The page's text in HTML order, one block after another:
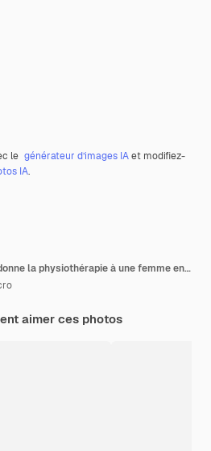
le générateur d’images IAet modifiez-
IA.
Médecin examine et donne la physiothérapie à une femme enceinte sur un ballon d'exercice
aimer ces photos